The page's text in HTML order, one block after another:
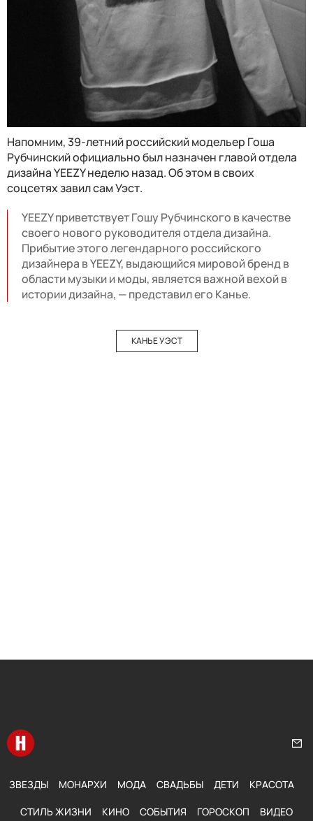
Напомним,39-летний российский модельер Гоша
Рубчинскийофициально был назначен главой отдела
дизайна YEEZY неделю назад. Об этом в своих
соцсетях завил сам Уэст.
YEEZY приветствует Гошу Рубчинского в качестве
своего нового руководителя отдела дизайна.
Прибытие этого легендарного российского
дизайнера в YEEZY, выдающийся мировой бренд в
области музыки и моды, является важной вехой в
истории дизайна, — представил его Канье.
КАНЬЕ УЭСТ
Перейти на главную
ЗВЕЗДЫ МОНАРХИ МОДА СВАДЬБЫ ДЕТИ КРАСОТА
СТИЛЬ ЖИЗНИ КИНО СОБЫТИЯ ГОРОСКОП ВИДЕО